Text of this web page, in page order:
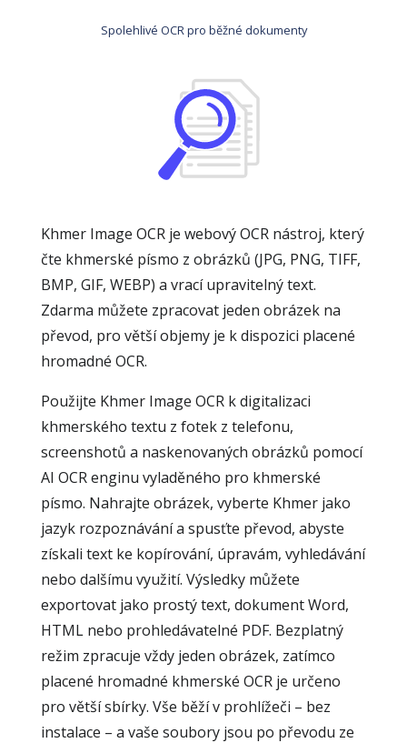
Spolehlivé OCR pro běžné dokumenty
Khmer Image OCR je webový OCR nástroj, který
čte khmerské písmo z obrázků (JPG, PNG, TIFF,
BMP, GIF, WEBP) a vrací upravitelný text.
Zdarma můžete zpracovat jeden obrázek na
převod, pro větší objemy je k dispozici placené
hromadné OCR.
Použijte Khmer Image OCR k digitalizaci
khmerského textu z fotek z telefonu,
screenshotů a naskenovaných obrázků pomocí
AI OCR enginu vyladěného pro khmerské
písmo. Nahrajte obrázek, vyberte Khmer jako
jazyk rozpoznávání a spusťte převod, abyste
získali text ke kopírování, úpravám, vyhledávání
nebo dalšímu využití. Výsledky můžete
exportovat jako prostý text, dokument Word,
HTML nebo prohledávatelné PDF. Bezplatný
režim zpracuje vždy jeden obrázek, zatímco
placené hromadné khmerské OCR je určeno
pro větší sbírky. Vše běží v prohlížeči – bez
instalace – a vaše soubory jsou po převodu ze